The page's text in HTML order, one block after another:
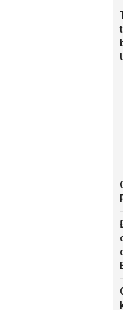
1 chú lợn mèo con
nhằm gửi gắm điều
Cháu yêu mẹ cháu
cảm ơn và yêu ông
ko tặng cháu một chú